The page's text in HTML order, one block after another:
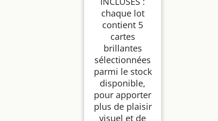
chaque lot
contient 5
cartes
brillantes
sélectionnées
parmi le stock
disponible,
pour apporter
plus de plaisir
visuel et de